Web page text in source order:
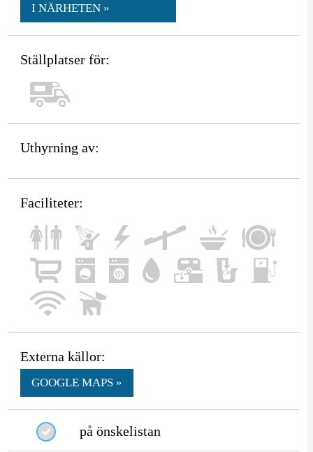
I NÄRHETEN »
Ställplatser för:
Uthyrning av:
Faciliteter:
Externa källor:
GOOGLE MAPS »
på önskelistan